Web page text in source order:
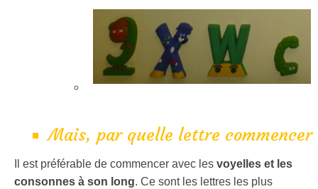
Mais, par quelle lettre commencer
Il est préférable de commencer avec les voyelles et les
consonnes à son long. Ce sont les lettres les plus